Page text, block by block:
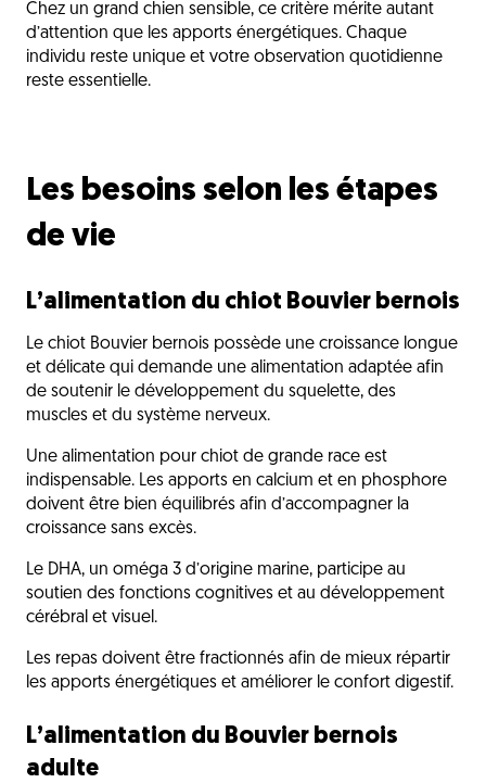
Chez un grand chien sensible, ce critère mérite autant
d’attention que les apports énergétiques. Chaque
individu reste unique et votre observation quotidienne
reste essentielle.
Les besoins selon les étapes
de vie
L’alimentation du chiot Bouvier bernois
Le chiot Bouvier bernois possède une croissance longue
et délicate qui demande une alimentation adaptée afin
de soutenir le développement du squelette, des
muscles et du système nerveux.
Une alimentation pour chiot de grande race est
indispensable. Les apports en calcium et en phosphore
doivent être bien équilibrés afin d’accompagner la
croissance sans excès.
Le DHA, un oméga 3 d’origine marine, participe au
soutien des fonctions cognitives et au développement
cérébral et visuel.
Les repas doivent être fractionnés afin de mieux répartir
les apports énergétiques et améliorer le confort digestif.
L’alimentation du Bouvier bernois
adulte